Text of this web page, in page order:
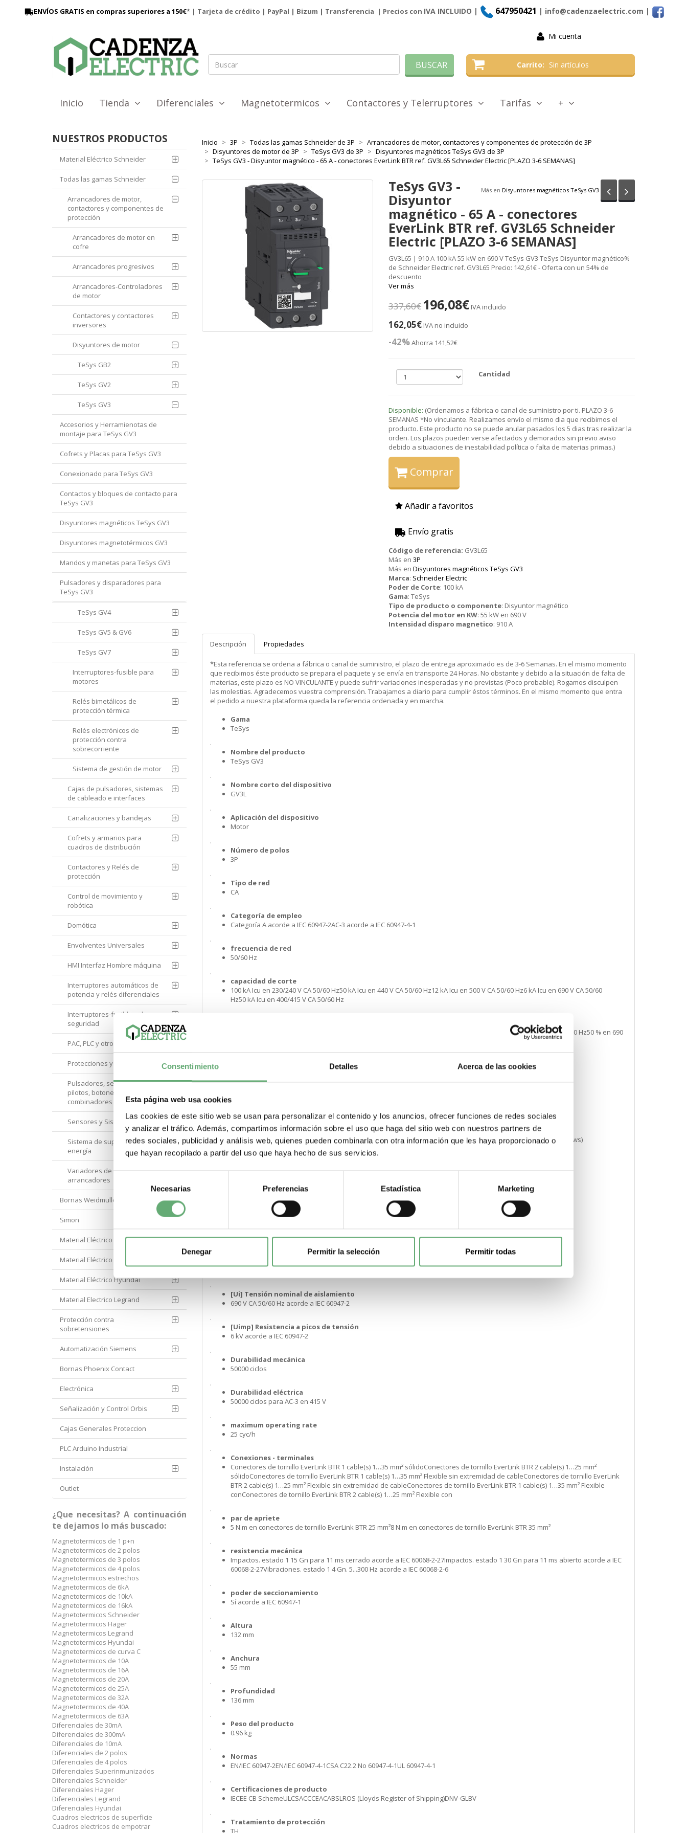
Consentimiento Detalles Acerca de las cookies
Esta página web usa cookies
Las cookies de este sitio web se usan para personalizar el contenido y los anuncios, ofrecer funciones de redes sociales
y analizar el tráfico. Además, compartimos información sobre el uso que haga del sitio web con nuestros partners de
redes sociales, publicidad y análisis web, quienes pueden combinarla con otra información que les haya proporcionado o
que hayan recopilado a partir del uso que haya hecho de sus servicios.
de
consentimiento
Necesarias Preferencias Estadística Marketing
Denegar Permitir la selección Permitir todas
ENVÍOS GRATIS en compras superiores a 150€* | Tarjeta de crédito | PayPal | Bizum | Transferencia | Precios con IVA INCLUIDO | 647950421 | info@cadenzaelectric.com |
Mi cuenta
Carrito Sin artículos
BUSCAR
Inicio Tienda Diferenciales Magnetotermicos Contactores y Telerruptores Tarifas +
Inicio 3P Todas las gamas Schneider de 3P
Arrancadores de motor, contactores y componentes de protección de 3P
Disyuntores de motor de 3P
TeSys GV3 de 3P
Disyuntores magnéticos TeSys GV3 de 3P
TeSys GV3 - Disyuntor magnético - 65 A - conectores EverLink BTR ref. GV3L65 Schneider Electric [PLAZO 3-6 SEMANAS]
Más en Disyuntores magnéticos TeSys GV3 Anterior
TeSys GV3 -
Disyuntor
magnético - 65 A - conectores
EverLink BTR ref. GV3L65 Schneider
Electric [PLAZO 3-6 SEMANAS]
GV3L65 | 910 A 100 kA 55 kW en 690 V TeSys GV3 TeSys Disyuntor magnético%
de Schneider Electric ref. GV3L65 Precio: 142,61€ - Oferta con un 54% de
descuento
Ver más
337,60€ 196,08€ IVA incluido
162,05€ IVA no incluido
-42%Ahorra 141,52€
Cantidad
Disponible: (Ordenamos a fábrica o canal de suministro por ti. PLAZO 3-6
SEMANAS *No vinculante. Realizamos envío el mismo dia que recibimos el
producto. Este producto no se puede anular pasados los 5 dias tras realizar la
orden. Los plazos pueden verse afectados y demorados sin previo aviso
debido a situaciones de inestabilidad política o falta de materias primas.)
Comprar
Añadir a favoritos
Envío gratis
Código de referencia: GV3L65
Más en3P
Más enDisyuntores magnéticos TeSys GV3
Marca: Schneider Electric
Poder de Corte: 100 kA
Gama:TeSys
Tipo de producto o componente: Disyuntor magnético
Potencia del motor en KW:55 kW en 690 V
Intensidad disparo magnetico: 910 A
Descripción Propiedades
*Esta referencia se ordena a fábrica o canal de suministro, el plazo de entrega aproximado es de 3-6 Semanas. En el mismo momento
que recibimos éste producto se prepara el paquete y se envía en transporte 24 Horas. No obstante y debido a la situación de falta de
materias, este plazo es NO VINCULANTE y puede sufrir variaciones inesperadas y no previstas (Poco probable). Rogamos disculpen
las molestias. Agradecemos vuestra comprensión. Trabajamos a diario para cumplir éstos términos. En el mismo momento que entra
el pedido a nuestra plataforma queda la referencia ordenada y en marcha.
Gama
TeSys
.
Nombre del producto
TeSys GV3
.
Nombre corto del dispositivo
GV3L
.
Aplicación del dispositivo
Motor
.
Número de polos
3P
.
Tipo de red
CA
.
Categoría de empleo
Categoría A acorde a IEC 60947-2AC-3 acorde a IEC 60947-4-1
.
frecuencia de red
50/60 Hz
.
capacidad de corte
100 kA Icu en 230/240 V CA 50/60 Hz50 kA Icu en 440 V CA 50/60 Hz12 kA Icu en 500 V CA 50/60 Hz6 kA Icu en 690 V CA 50/60
Hz50 kA Icu en 400/415 V CA 50/60 Hz
100 % en 230/240 V CA 50/60 Hz100 % en 400/415 V CA 50/60 Hz100 % en 440 V CA 50/60 Hz50 % en 500 V CA 50/60 Hz50 % en 690
.
tecnología de unidad de disparo
intensidad de disparo magnético
.
modo de fijación
Carril DIN simétrico de 35 mm. estado 1 encliquetadoPanel. estado 1 atornillado - tipo de cable: with 3 x M4 screws)
.
Cualquier posición
55 kW en 690 V CA 50/60 Hz30 kW en 400/415 V CA 50/60 Hz37 kW en 500 V CA 50/60 Hz
Tipo de control
Mando giratorio
.
.
[Ui] Tensión nominal de aislamiento
690 V CA 50/60 Hz acorde a IEC 60947-2
.
[Uimp] Resistencia a picos de tensión
6 kV acorde a IEC 60947-2
.
Durabilidad mecánica
50000 ciclos
.
Durabilidad eléctrica
50000 ciclos para AC-3 en 415 V
.
maximum operating rate
25 cyc/h
.
Conexiones - terminales
Conectores de tornillo EverLink BTR 1 cable(s) 1…35 mm² sólidoConectores de tornillo EverLink BTR 2 cable(s) 1…25 mm²
sólidoConectores de tornillo EverLink BTR 1 cable(s) 1…35 mm² Flexible sin extremidad de cableConectores de tornillo EverLink
BTR 2 cable(s) 1…25 mm² Flexible sin extremidad de cableConectores de tornillo EverLink BTR 1 cable(s) 1…35 mm² Flexible
conConectores de tornillo EverLink BTR 2 cable(s) 1…25 mm² Flexible con
.
par de apriete
5 N.m en conectores de tornillo EverLink BTR 25 mm²8 N.m en conectores de tornillo EverLink BTR 35 mm²
.
resistencia mecánica
Impactos. estado 1 15 Gn para 11 ms cerrado acorde a IEC 60068-2-27Impactos. estado 1 30 Gn para 11 ms abierto acorde a IEC
60068-2-27Vibraciones. estado 1 4 Gn. 5...300 Hz acorde a IEC 60068-2-6
.
poder de seccionamiento
Sí acorde a IEC 60947-1
.
Altura
132 mm
.
Anchura
55 mm
.
Profundidad
136 mm
.
Peso del producto
0.96 kg
.
Normas
EN/IEC 60947-2EN/IEC 60947-4-1CSA C22.2 No 60947-4-1UL 60947-4-1
.
Certificaciones de producto
IECEE CB SchemeULCSACCCEACABSLROS (Lloyds Register of Shipping)DNV-GLBV
.
Tratamiento de protección
TH
NUESTROS PRODUCTOS
Material Eléctrico Schneider
Todas las gamas Schneider
Arrancadores de motor,
contactores y componentes de
protección
Arrancadores de motor en
cofre
Arrancadores progresivos
Arrancadores-Controladores
de motor
Contactores y contactores
inversores
Disyuntores de motor
TeSys GB2
TeSys GV2
TeSys GV3
Accesorios y Herramienotas de
montaje para TeSys GV3
Cofrets y Placas para TeSys GV3
Conexionado para TeSys GV3
Contactos y bloques de contacto para
TeSys GV3
Disyuntores magnéticos TeSys GV3
Disyuntores magnetotérmicos GV3
Mandos y manetas para TeSys GV3
Pulsadores y disparadores para
TeSys GV3
TeSys GV4
TeSys GV5 & GV6
TeSys GV7
Interruptores-fusible para
motores
Relés bimetálicos de
protección térmica
Relés electrónicos de
protección contra
sobrecorriente
Sistema de gestión de motor
Cajas de pulsadores, sistemas
de cableado e interfaces
Canalizaciones y bandejas
Cofrets y armarios para
cuadros de distribución
Contactores y Relés de
protección
Control de movimiento y
robótica
Domótica
Envolventes Universales
HMI Interfaz Hombre máquina
Interruptores automáticos de
potencia y relés diferenciales
Interruptores-fusible y de
seguridad
PAC, PLC y otros controladores
Protecciones y Control
Pulsadores, selectores,
pilotos, botoneras y
combinadores
Sensores y Sistemas RFID
Sistema de supervisión de
energía
Variadores de velocidad y
arrancadores
Bornas Weidmuller
Simon
Material Eléctrico Eaton
Material Eléctrico Hager
Material Eléctrico Hyundai
Material Electrico Legrand
Protección contra
sobretensiones
Automatización Siemens
Bornas Phoenix Contact
Electrónica
Señalización y Control Orbis
Cajas Generales Proteccion
PLC Arduino Industrial
Instalación
Outlet
¿Que necesitas? A continuación
te dejamos lo más buscado:
Magnetotermicos de 1 p+n
Magnetotermicos de 2 polos
Magnetotermicos de 3 polos
Magnetotermicos de 4 polos
Magnetotermicos estrechos
Magnetotermicos de 6kA
Magnetotermicos de 10kA
Magnetotermicos de 16kA
Magnetotermicos Schneider
Magnetotermicos Hager
Magnetotermicos Legrand
Magnetotermicos Hyundai
Magnetotermicos de curva C
Magnetotermicos de 10A
Magnetotermicos de 16A
Magnetotermicos de 20A
Magnetotermicos de 25A
Magnetotermicos de 32A
Magnetotermicos de 40A
Magnetotermicos de 63A
Diferenciales de 30mA
Diferenciales de 300mA
Diferenciales de 10mA
Diferenciales de 2 polos
Diferenciales de 4 polos
Diferenciales Superinmunizados
Diferenciales Schneider
Diferenciales Hager
Diferenciales Legrand
Diferenciales Hyundai
Cuadros electricos de superficie
Cuadros electricos de empotrar